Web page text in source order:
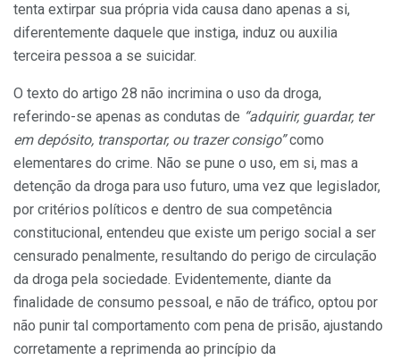
tenta extirpar sua própria vida causa dano apenas a si,
diferentemente daquele que instiga, induz ou auxilia
terceira pessoa a se suicidar.
O texto do artigo 28 não incrimina o uso da droga,
referindo-se apenas as condutas de “adquirir, guardar, ter
em depósito, transportar, ou trazer consigo”como
elementares do crime. Não se pune o uso, em si, mas a
detenção da droga para uso futuro, uma vez que legislador,
por critérios políticos e dentro de sua competência
constitucional, entendeu que existe um perigo social a ser
censurado penalmente, resultando do perigo de circulação
da droga pela sociedade. Evidentemente, diante da
finalidade de consumo pessoal, e não de tráfico, optou por
não punir tal comportamento com pena de prisão, ajustando
corretamente a reprimenda ao princípio da